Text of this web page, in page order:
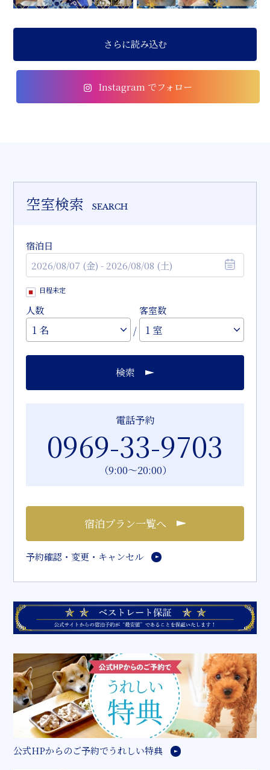
さらに読み込む
Instagram でフォロー
空室検索 SEARCH
宿泊日
日程未定
人数
/
客室数
検索
電話予約
0969-33-9703
（9:00～20:00）
宿泊プラン一覧へ
予約確認・変更・キャンセル
公式HPからのご予約でうれしい特典